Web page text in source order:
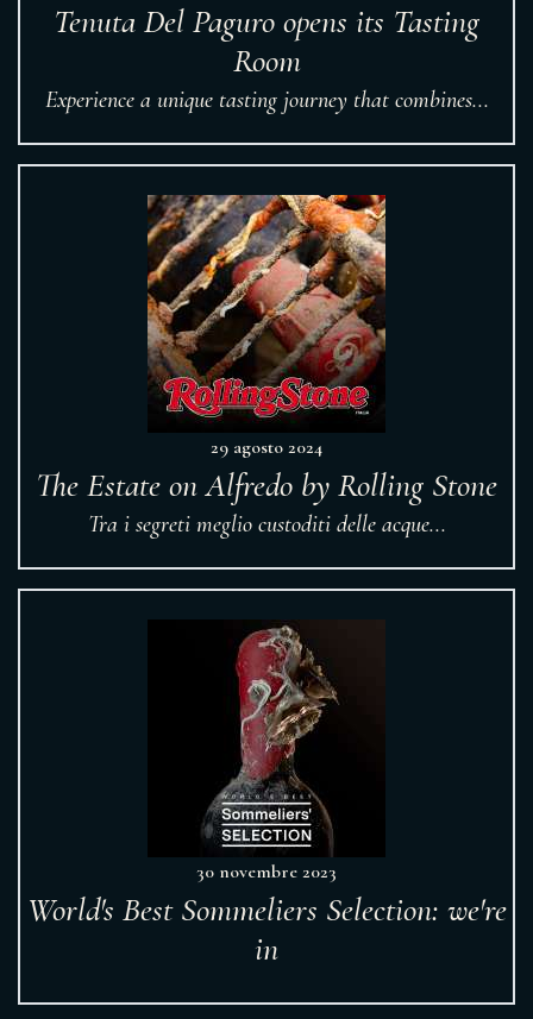
Tenuta Del Paguro opens its Tasting
Room
Experience a unique tasting journey that combines...
29 agosto 2024
The Estate on Alfredo by Rolling Stone
Tra i segreti meglio custoditi delle acque...
30 novembre 2023
World's Best Sommeliers Selection: we're
in